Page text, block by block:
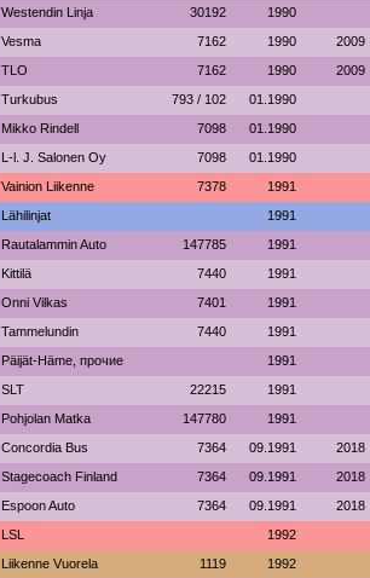
Westendin Linja 30192 1990
Vesma 7162 1990 2009
TLO 7162 1990 2009
Turkubus 793 / 102 01.1990
Mikko Rindell 7098 01.1990
L-l. J. Salonen Oy 7098 01.1990
Vainion Liikenne 7378 1991
Lähilinjat 1991
Rautalammin Auto 147785 1991
Kittilä 7440 1991
Onni Vilkas 7401 1991
Tammelundin 7440 1991
Päijät-Häme, прочие 1991
SLT 22215 1991
Pohjolan Matka 147780 1991
Concordia Bus 7364 09.1991 2018
Stagecoach Finland 7364 09.1991 2018
Espoon Auto 7364 09.1991 2018
LSL 1992
Liikenne Vuorela 1119 1992